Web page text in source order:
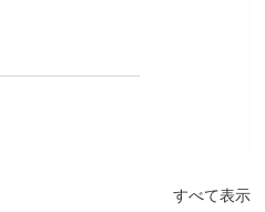
すべて表示